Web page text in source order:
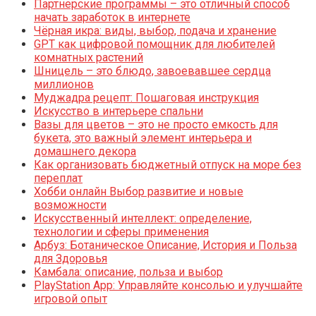
Партнерские программы – это отличный способ
начать заработок в интернете
Чёрная икра: виды, выбор, подача и хранение
GPT как цифровой помощник для любителей
комнатных растений
Шницель – это блюдо, завоевавшее сердца
миллионов
Муджадра рецепт: Пошаговая инструкция
Искусство в интерьере спальни
Вазы для цветов – это не просто емкость для
букета, это важный элемент интерьера и
домашнего декора
Как организовать бюджетный отпуск на море без
переплат
Хобби онлайн Выбор развитие и новые
возможности
Искусственный интеллект: определение,
технологии и сферы применения
Арбуз: Ботаническое Описание, История и Польза
для Здоровья
Камбала: описание, польза и выбор
PlayStation App: Управляйте консолью и улучшайте
игровой опыт